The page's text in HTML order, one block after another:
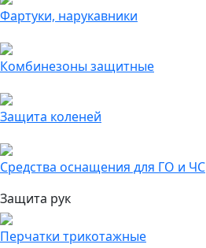
Фартуки, нарукавники
Комбинезоны защитные
Защита коленей
Средства оснащения для ГО и ЧС
Защита рук
Перчатки трикотажные